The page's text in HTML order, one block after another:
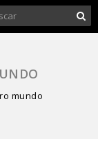
mundo